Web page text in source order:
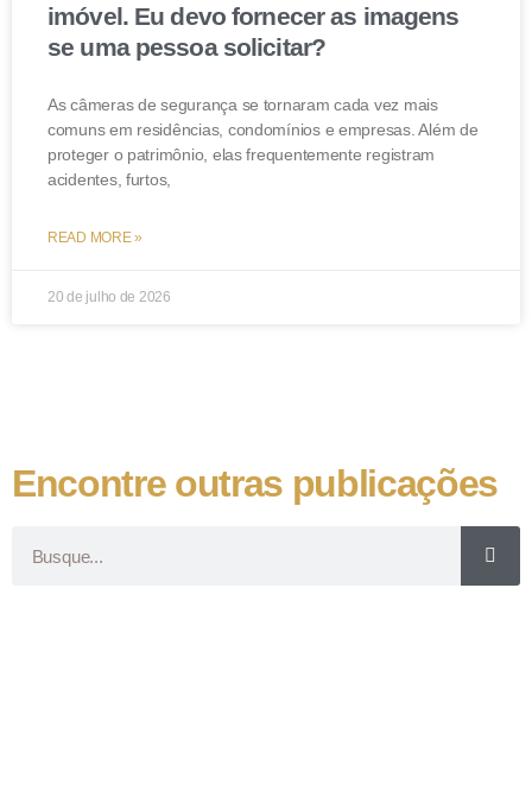
imóvel. Eu devo fornecer as imagens
se uma pessoa solicitar?
As câmeras de segurança se tornaram cada vez mais
comuns em residências, condomínios e empresas. Além de
proteger o patrimônio, elas frequentemente registram
acidentes, furtos,
READ MORE »
20 de julho de 2026
Encontre outras publicações